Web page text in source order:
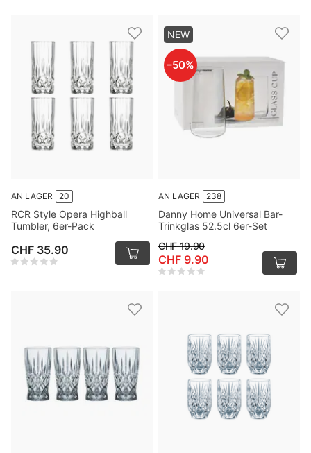
AN LAGER 20
RCR Style Opera Highball
Tumbler, 6er-Pack
CHF 35.90
AN LAGER 238
Danny Home Universal Bar-
Trinkglas 52.5cl 6er-Set
NEW
–50%
CHF 19.90
CHF 9.90